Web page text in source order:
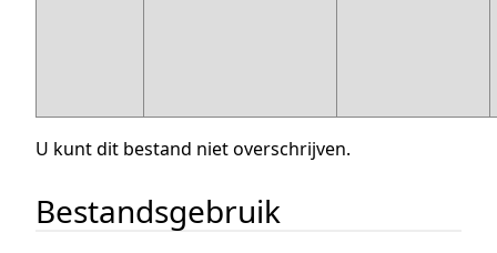
U kunt dit bestand niet overschrijven.
Bestandsgebruik